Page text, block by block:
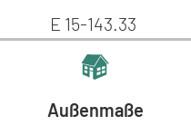
E 15-143.33
Außenmaße